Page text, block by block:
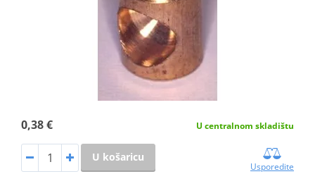
0,38 € U centralnom skladištu
U košaricu
Usporedite